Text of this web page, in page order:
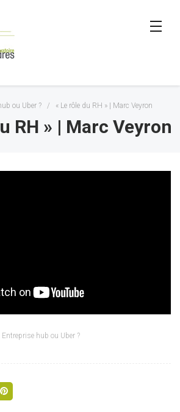
ou Uber ? / « Le rôle du RH » | Marc Veyron
RH » | Marc Veyron
Entreprise hub ou Uber ?